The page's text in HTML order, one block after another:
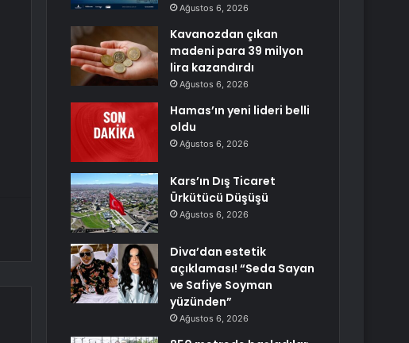
Ağustos 6, 2026
Kavanozdan çıkan
madeni para 39 milyon
lira kazandırdı
Ağustos 6, 2026
Hamas’ın yeni lideri belli
oldu
Ağustos 6, 2026
Kars’ın Dış Ticaret
Ürkütücü Düşüşü
Ağustos 6, 2026
Diva’dan estetik
açıklaması! “Seda Sayan
ve Safiye Soyman
yüzünden”
Ağustos 6, 2026